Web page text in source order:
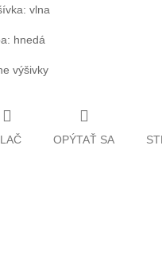
vlna
hnedá
výšivky
OPÝTAŤ SA